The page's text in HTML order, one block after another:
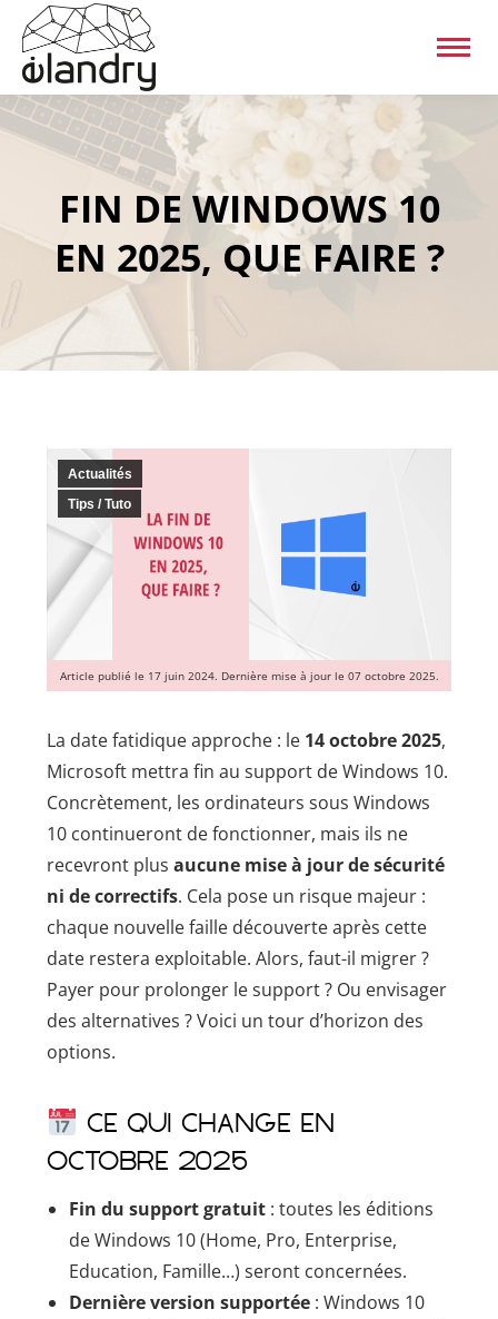
FIN DE WINDOWS 10
EN 2025, QUE FAIRE ?
Actualités
Tips / Tuto
Article publié le 17 juin 2024. Dernière mise à jour le 07 octobre 2025.
La date fatidique approche : le 14 octobre 2025,
Microsoft mettra fin au support de Windows 10.
Concrètement, les ordinateurs sous Windows
10 continueront de fonctionner, mais ils ne
recevront plusaucune mise à jour de sécurité
ni de correctifs. Cela pose un risque majeur :
chaque nouvelle faille découverte après cette
date restera exploitable. Alors, faut-il migrer ?
Payer pour prolonger le support ? Ou envisager
des alternatives ? Voici un tour d’horizon des
options.
Ce qui change en
octobre 2025
Fin du support gratuit : toutes les éditions
de Windows 10 (Home, Pro, Enterprise,
Education, Famille…) seront concernées.
Dernière version supportée : Windows 10